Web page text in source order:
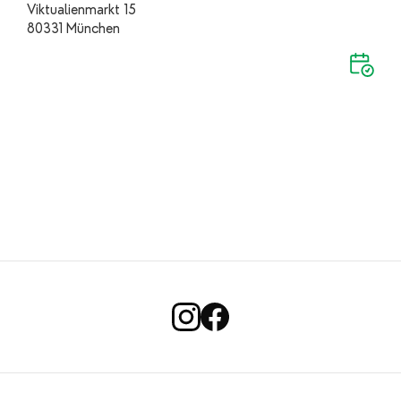
Viktualienmarkt 15
80331 München